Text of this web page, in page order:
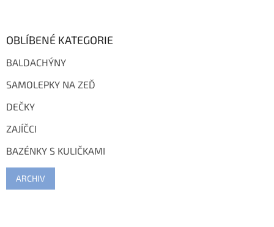
OBLÍBENÉ KATEGORIE
BALDACHÝNY
SAMOLEPKY NA ZEĎ
DEČKY
ZAJÍČCI
BAZÉNKY S KULIČKAMI
ARCHIV